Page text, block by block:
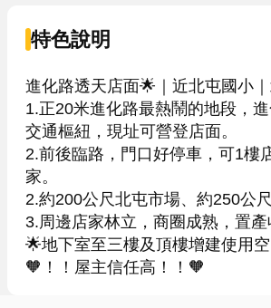
特色說明
進化路透天店面🌟｜近北屯國小
1.正20米進化路最熱鬧的地段，
交通樞紐，現址可營登店面。
2.前後臨路，門口好停車，可1樓
家。
2.約200公尺北屯市場、約250公
3.周邊店家林立，商圈成熟，置產
🌟地下室至三樓及頂樓增建使用
🧡！！屋主信任高！！🧡